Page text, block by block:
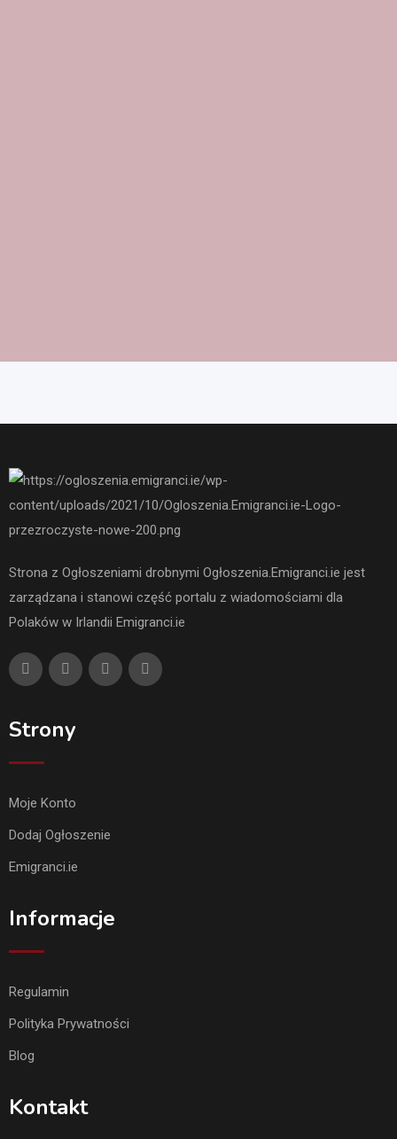
Strona z Ogłoszeniami drobnymi Ogłoszenia.Emigranci.ie jest
zarządzana i stanowi część portalu z wiadomościami dla
Polaków w Irlandii Emigranci.ie
Strony
Moje Konto
Dodaj Ogłoszenie
Emigranci.ie
Informacje
Regulamin
Polityka Prywatności
Blog
Kontakt